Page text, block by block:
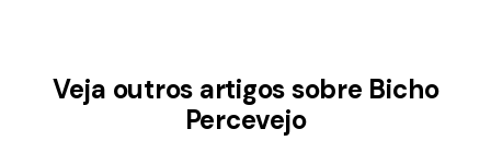
Veja outros artigos sobre Bicho
Percevejo